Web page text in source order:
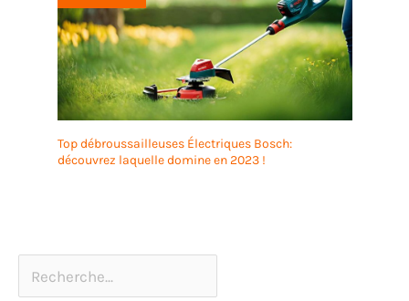
Top débroussailleuses Électriques Bosch:
découvrez laquelle domine en 2023 !